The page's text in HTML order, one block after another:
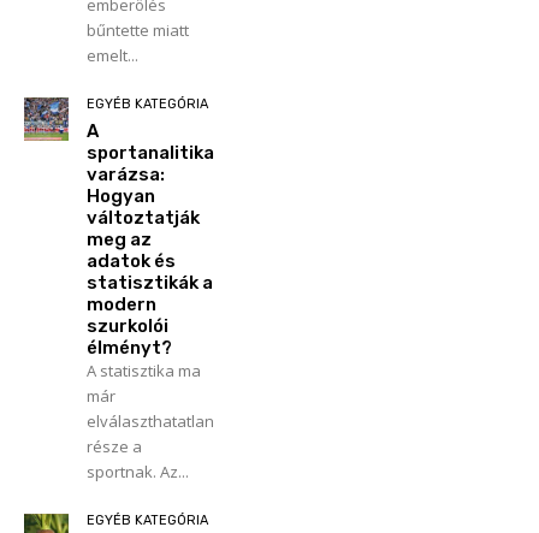
emberölés
bűntette miatt
emelt...
EGYÉB KATEGÓRIA
A
sportanalitika
varázsa:
Hogyan
változtatják
meg az
adatok és
statisztikák a
modern
szurkolói
élményt?
A statisztika ma
már
elválaszthatatlan
része a
sportnak. Az...
EGYÉB KATEGÓRIA